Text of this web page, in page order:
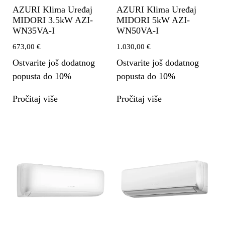
AZURI Klima Uređaj
MIDORI 3.5kW AZI-
WN35VA-I
673,00 €
Ostvarite još dodatnog
popusta do 10%
Pročitaj više
AZURI Klima Uređaj
MIDORI 5kW AZI-
WN50VA-I
1.030,00 €
Ostvarite još dodatnog
popusta do 10%
Pročitaj više